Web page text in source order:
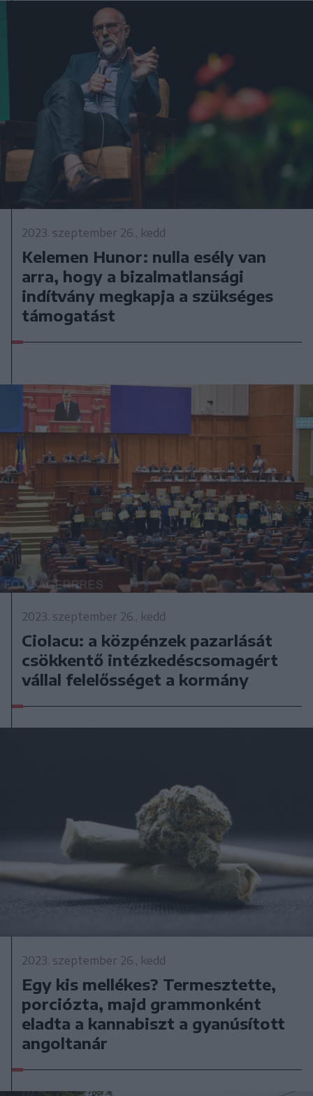
2023. szeptember 26., kedd
Kelemen Hunor: nulla esély van
arra, hogy a bizalmatlansági
indítvány megkapja a szükséges
támogatást
2023. szeptember 26., kedd
Ciolacu: a közpénzek pazarlását
csökkentő intézkedéscsomagért
vállal felelősséget a kormány
2023. szeptember 26., kedd
Egy kis mellékes? Termesztette,
porciózta, majd grammonként
eladta a kannabiszt a gyanúsított
angoltanár